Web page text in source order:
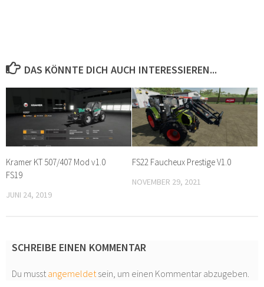
DAS KÖNNTE DICH AUCH INTERESSIEREN...
Kramer KT 507/407 Mod v1.0
FS19
JUNI 24, 2019
FS22 Faucheux Prestige V1.0
NOVEMBER 29, 2021
SCHREIBE EINEN KOMMENTAR
Du musstangemeldetsein, um einen Kommentar abzugeben.